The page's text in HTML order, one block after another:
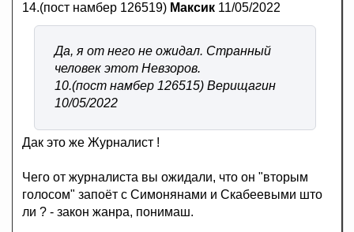
14.(пост намбер 126519) Максик 11/05/2022
Да, я от него не ожидал. Странный
человек этот Невзоров.
10.(пост намбер 126515) Верищагин
10/05/2022
Дак это же Журналист !
Чего от журналиста вы ожидали, что он "вторым
голосом" запоёт с Симонянами и Скабеевыми што
ли ? - закон жанра, понимаш.